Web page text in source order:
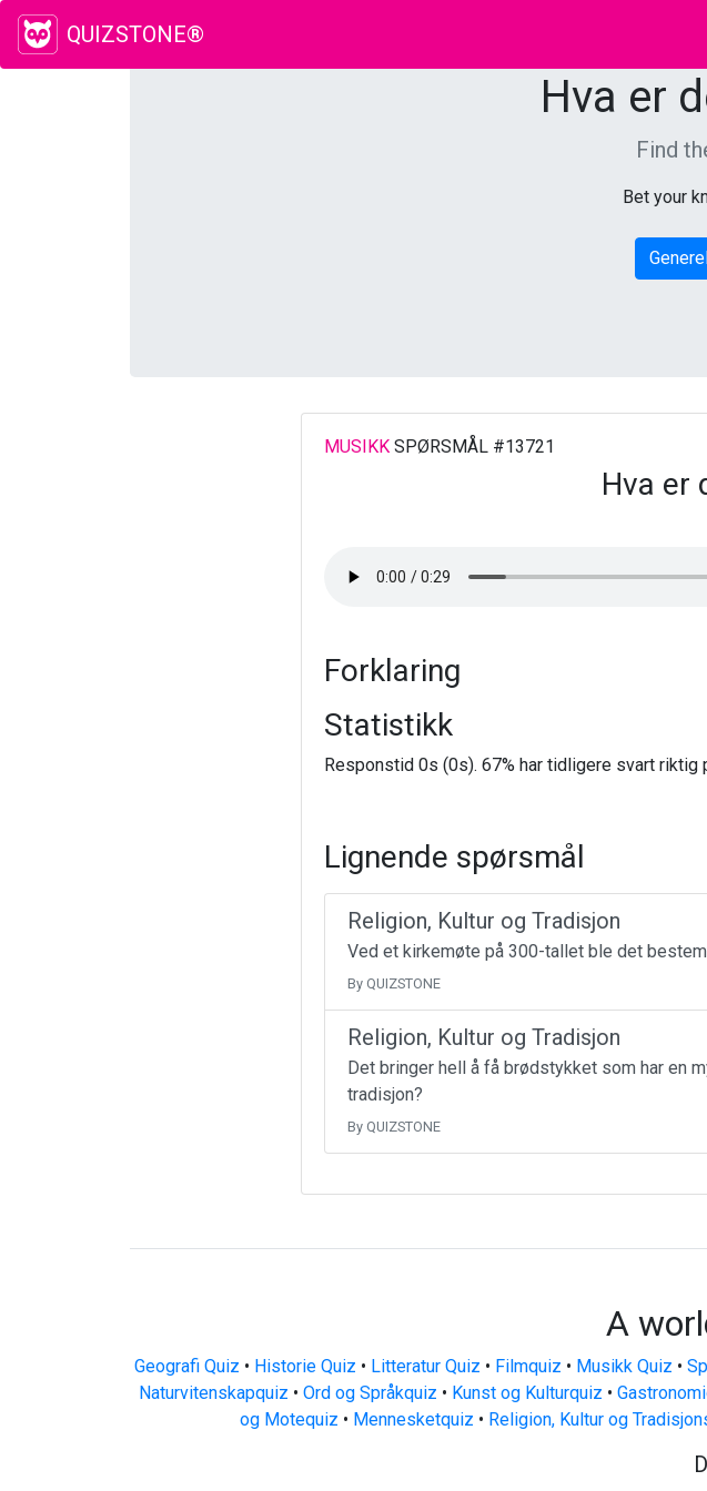
QUIZSTONE®
Hva er
Find
Bet your
MUSIKKSPØRSMÅL #13721
Hva er
Forklaring
Statistikk
Responstid 0s (0s). 67% har tidligere svart
Lignende spørsmål
Religion, Kultur og Tradisjon
Ved et kirkemøte på 300-tallet ble det
By QUIZSTONE
Religion, Kultur og Tradisjon
Det bringer hell å få brødstykket som har en
tradisjon?
By QUIZSTONE
A
Geografi Quiz • Historie Quiz • Litteratur Quiz • Filmquiz • Musikk Quiz •
Naturvitenskapquiz • Ord og Språkquiz • Kunst og Kulturquiz •
og Motequiz • Mennesketquiz • Religion, Kultur og